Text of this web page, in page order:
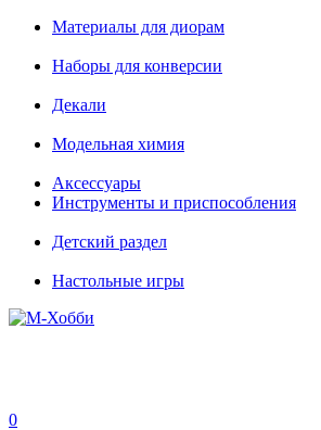
Материалы для диорам
Наборы для конверсии
Декали
Модельная химия
Аксессуары
Инструменты и приспособления
Детский раздел
Настольные игры
0